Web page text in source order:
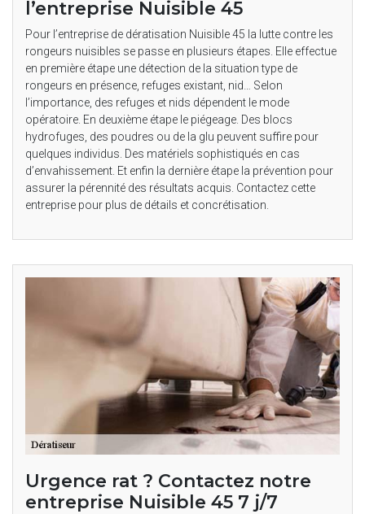
l’entreprise Nuisible 45
Pour l’entreprise de dératisation Nuisible 45 la lutte contre les
rongeurs nuisibles se passe en plusieurs étapes. Elle effectue
en première étape une détection de la situation type de
rongeurs en présence, refuges existant, nid… Selon
l’importance, des refuges et nids dépendent le mode
opératoire. En deuxième étape le piégeage. Des blocs
hydrofuges, des poudres ou de la glu peuvent suffire pour
quelques individus. Des matériels sophistiqués en cas
d’envahissement. Et enfin la dernière étape la prévention pour
assurer la pérennité des résultats acquis. Contactez cette
entreprise pour plus de détails et concrétisation.
Urgence rat ? Contactez notre
entreprise Nuisible 45 7 j/7